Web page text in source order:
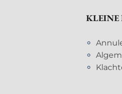
KLEINE